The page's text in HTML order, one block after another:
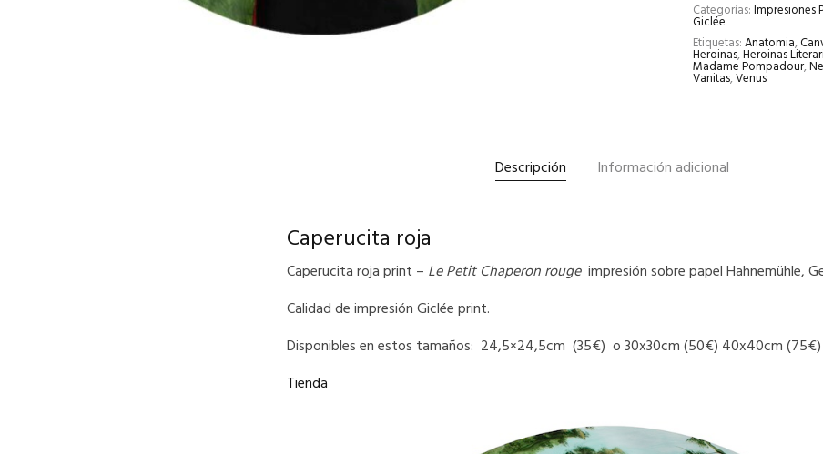
Categorías:Impresiones
Giclée
Etiquetas:Anatomia,
Heroinas,Heroinas
Madame Pompadour,
Vanitas,Venus
Descripción Información adicional
Caperucita roja
Caperucita roja print – Le Petit Chaperon rougeimpresión sobre papel Hahnemühle,
Calidad de impresión Giclée print.
Disponibles en estos tamaños: 24,5×24,5cm (35€) o 30x30cm (50€) 40x40cm (75€)
Tienda